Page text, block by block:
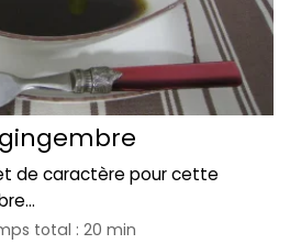
de caractère pour cette
total : 20 min